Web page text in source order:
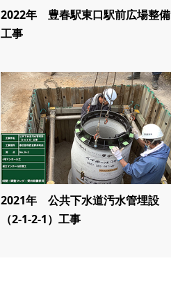
2022年 豊春駅東口駅前広場整備
工事
2021年 公共下水道汚水管埋設
（2-1-2-1）工事